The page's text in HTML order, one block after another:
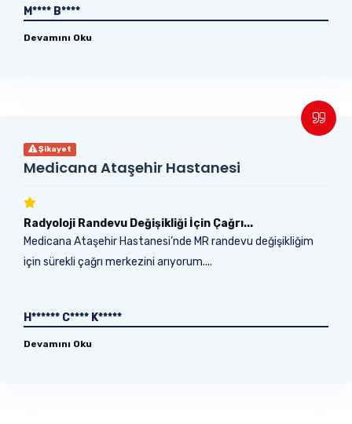
M**** B****
Devamını Oku
Şikayet
Medicana Ataşehir Hastanesi
Radyoloji Randevu Değişikliği İçin Çağrı...
Medicana Ataşehir Hastanesi’nde MR randevu değişikliğim
için sürekli çağrı merkezini arıyorum....
H****** C**** K*****
Devamını Oku